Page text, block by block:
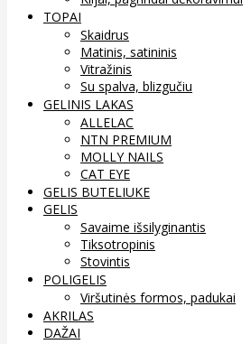
TOPAI
Skaidrus
Matinis, satininis
Vitražinis
Su spalva, blizgučiu
GELINIS LAKAS
ALLELAC
NTN PREMIUM
MOLLY NAILS
CAT EYE
GELIS BUTELIUKE
GELIS
Savaime išsilyginantis
Tiksotropinis
Stovintis
POLIGELIS
Viršutinės formos, padukai
AKRILAS
DAŽAI